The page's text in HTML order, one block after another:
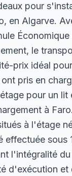
pour
en Algarve.
le
prix idéal
pris en
pour un
à
à l'étage
sous
l'intégralité
d'exécution et